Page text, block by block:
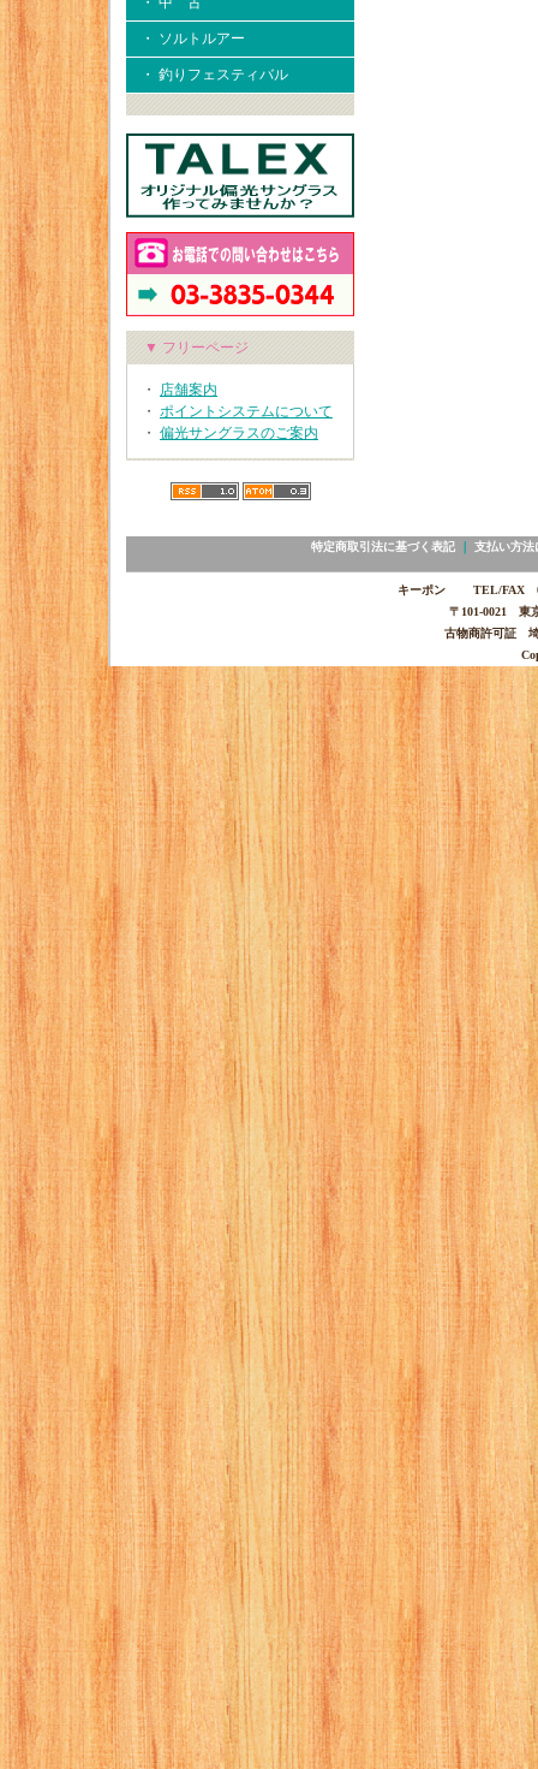
・ ソルトルアー
・ 釣りフェスティバル
▼ フリーページ
・ 店舗案内
・ ポイントシステムについて
・ 偏光サングラスのご案内
特定商取引法に基づく表記｜ 支払い方法
キーポン TEL/FAX
〒101-0021 東
古物商許可証